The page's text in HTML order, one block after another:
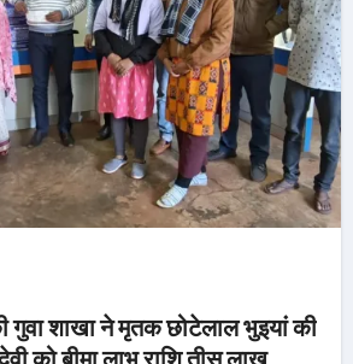
शाखा ने मृतक छोटेलाल भुइयां की